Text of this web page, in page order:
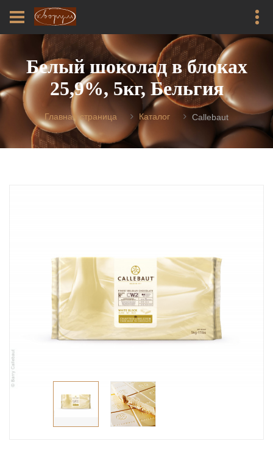
Белый шоколад в блоках
25,9%, 5кг, Бельгия
Главная страница Каталог Callebaut